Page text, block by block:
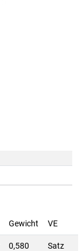
Gewicht VE
0,580 Satz